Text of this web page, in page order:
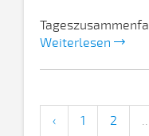
Weiterlesen
‹ 1 2